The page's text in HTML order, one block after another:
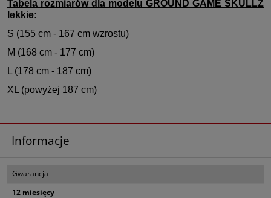
Tabela rozmiarów dla modelu GROUND GAME SKULLZ
lekkie:
S (155 cm - 167 cm wzrostu)
M (168 cm - 177 cm)
L (178 cm - 187 cm)
XL (powyżej 187 cm)
Informacje
Gwarancja
12 miesięcy